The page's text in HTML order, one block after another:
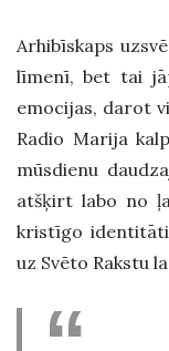
Arhibīskaps
līmenī, bet tai
emocijas, darot
Radio Marija
mūsdienu
atšķirt labo no
kristīgo
uz Svēto Rakstu